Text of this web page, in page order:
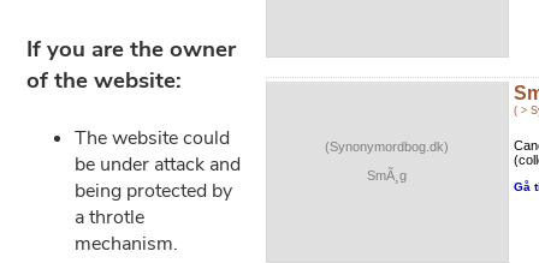
(Synonymordbog.dk)
SmÃ¸g
( >
Gå